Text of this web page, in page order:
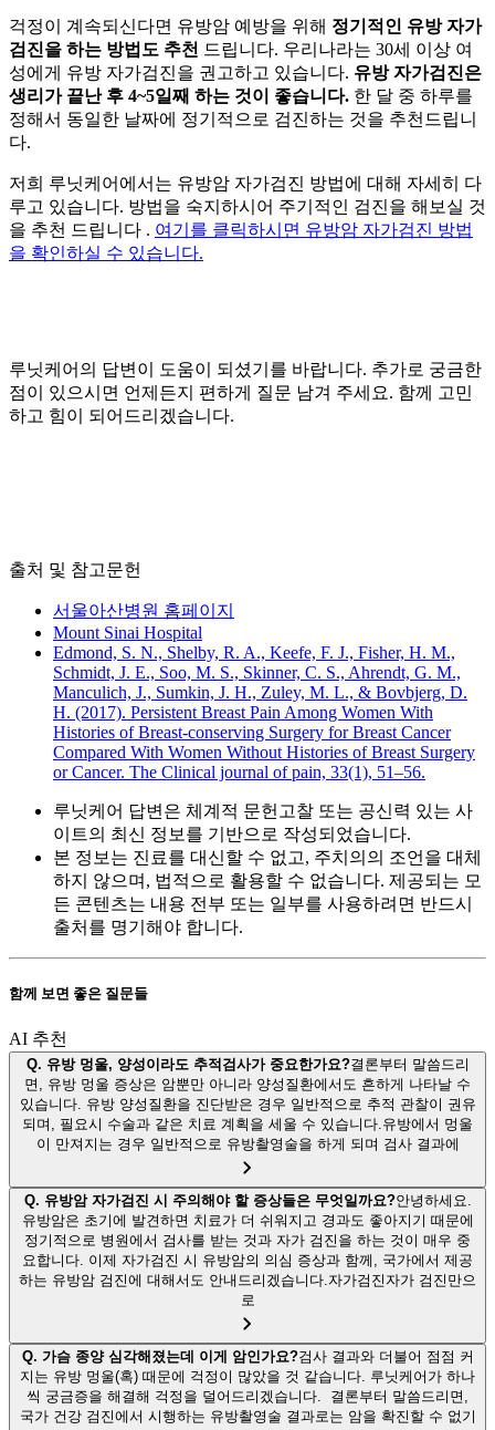
걱정이 계속되신다면 유방암 예방을 위해 정기적인 유방 자가
검진을 하는 방법도 추천 드립니다. 우리나라는 30세 이상 여
성에게 유방 자가검진을 권고하고 있습니다. 유방 자가검진은
생리가 끝난 후 4~5일째 하는 것이 좋습니다. 한 달 중 하루를
정해서 동일한 날짜에 정기적으로 검진하는 것을 추천드립니
다.
저희 루닛케어에서는 유방암 자가검진 방법에 대해 자세히 다
루고 있습니다. 방법을 숙지하시어 주기적인 검진을 해보실 것
을 추천 드립니다 . 여기를 클릭하시면 유방암 자가검진 방법
을 확인하실 수 있습니다.
루닛케어의 답변이 도움이 되셨기를 바랍니다. 추가로 궁금한
점이 있으시면 언제든지 편하게 질문 남겨 주세요. 함께 고민
하고 힘이 되어드리겠습니다.
출처 및 참고문헌
서울아산병원 홈페이지
Mount Sinai Hospital
Edmond, S. N., Shelby, R. A., Keefe, F. J., Fisher, H. M.,
Schmidt, J. E., Soo, M. S., Skinner, C. S., Ahrendt, G. M.,
Manculich, J., Sumkin, J. H., Zuley, M. L., & Bovbjerg, D.
H. (2017). Persistent Breast Pain Among Women With
Histories of Breast-conserving Surgery for Breast Cancer
Compared With Women Without Histories of Breast Surgery
or Cancer. The Clinical journal of pain, 33(1), 51–56.
루닛케어 답변은 체계적 문헌고찰 또는 공신력 있는 사
이트의 최신 정보를 기반으로 작성되었습니다.
본 정보는 진료를 대신할 수 없고, 주치의의 조언을 대체
하지 않으며, 법적으로 활용할 수 없습니다. 제공되는 모
든 콘텐츠는 내용 전부 또는 일부를 사용하려면 반드시
출처를 명기해야 합니다.
함께 보면 좋은 질문들
AI 추천
Q. 유방 멍울, 양성이라도 추적검사가 중요한가요?결론부터 말씀드리
면, 유방 멍울 증상은 암뿐만 아니라 양성질환에서도 흔하게 나타날 수
있습니다. 유방 양성질환을 진단받은 경우 일반적으로 추적 관찰이 권유
되며, 필요시 수술과 같은 치료 계획을 세울 수 있습니다.유방에서 멍울
이 만져지는 경우 일반적으로 유방촬영술을 하게 되며 검사 결과에
Q. 유방암 자가검진 시 주의해야 할 증상들은 무엇일까요?안녕하세요.
유방암은 초기에 발견하면 치료가 더 쉬워지고 경과도 좋아지기 때문에
정기적으로 병원에서 검사를 받는 것과 자가 검진을 하는 것이 매우 중
요합니다. 이제 자가검진 시 유방암의 의심 증상과 함께, 국가에서 제공
하는 유방암 검진에 대해서도 안내드리겠습니다.자가검진자가 검진만으
로
Q. 가슴 종양 심각해졌는데 이게 암인가요?검사 결과와 더불어 점점 커
지는 유방 멍울(혹) 때문에 걱정이 많았을 것 같습니다. 루닛케어가 하나
씩 궁금증을 해결해 걱정을 덜어드리겠습니다. 결론부터 말씀드리면,
국가 건강 검진에서 시행하는 유방촬영술 결과로는 암을 확진할 수 없기